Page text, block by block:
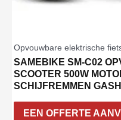
Opvouwbare elektrische
SAMEBIKE SM-C02
SCOOTER 500W
SCHIJFREMMEN
EEN OFFERTE